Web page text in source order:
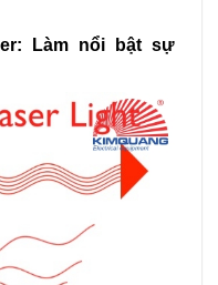
Làm nổi bật sự